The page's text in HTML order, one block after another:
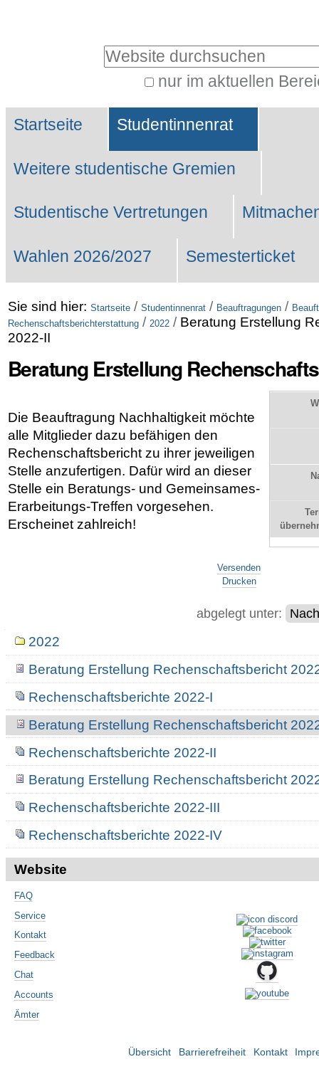
Website durchsuchen
nur im aktuellen
Suche…
Sektionen
Startseite Studentinnenrat
Weitere studentische Gremien
Studentische Vertretungen
Wahlen 2026/2027 Semesterticket
Sie sind hier: Startseite / Studentinnenrat / Beauftragungen /
Rechenschaftsberichterstattung / 2022 / Beratung Erstellung
2022-II
Beratung Erstellung
Die Beauftragung Nachhaltigkeit möchte
alle Mitglieder dazu befähigen den
Rechenschaftsbericht zu ihrer jeweiligen
Stelle anzufertigen. Dafür wird an dieser
Stelle ein Beratungs- und Gemeinsames-
Erarbeitungs-Treffen vorgesehen.
Erscheinet zahlreich!
Versenden
Drucken
abgelegt unter:
Navigation
2022
Beratung Erstellung Rechenschaftsbericht
Rechenschaftsberichte 2022-I
Beratung Erstellung Rechenschaftsbericht
Rechenschaftsberichte 2022-II
Beratung Erstellung Rechenschaftsbericht
Rechenschaftsberichte 2022-III
Rechenschaftsberichte 2022-IV
Website
FAQ
Service
Kontakt
Feedback
Chat
Accounts
Ämter
Übersicht Barrierefreiheit Kontakt